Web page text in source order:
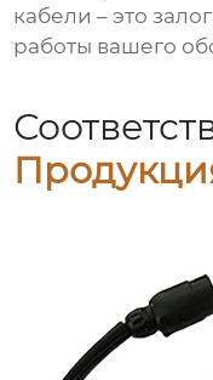
кабели – это
работы вашего